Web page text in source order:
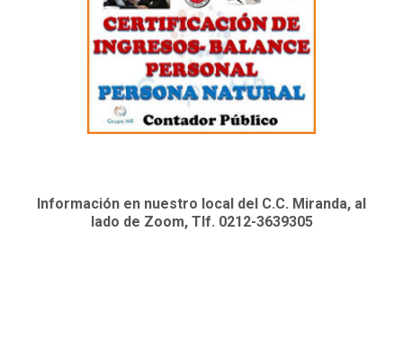
Información en nuestro local del C.C. Miranda, al
lado de Zoom, Tlf. 0212-3639305